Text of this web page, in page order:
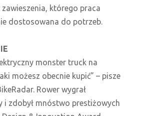
zawieszenia, którego praca
dostosowana do potrzeb.
monster truck na
możesz obecnie kupić” – pisze
Rower wygrał
i zdobył mnóstwo prestiżowych